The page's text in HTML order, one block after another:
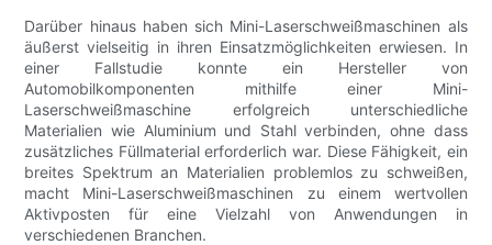
Darüber hinaus haben sich Mini-Laserschweißmaschinen als
äußerst vielseitig in ihren Einsatzmöglichkeiten erwiesen. In
einer Fallstudie konnte ein Hersteller von
Automobilkomponenten mithilfe einer Mini-
Laserschweißmaschine erfolgreich unterschiedliche
Materialien wie Aluminium und Stahl verbinden, ohne dass
zusätzliches Füllmaterial erforderlich war. Diese Fähigkeit, ein
breites Spektrum an Materialien problemlos zu schweißen,
macht Mini-Laserschweißmaschinen zu einem wertvollen
Aktivposten für eine Vielzahl von Anwendungen in
verschiedenen Branchen.